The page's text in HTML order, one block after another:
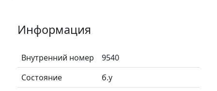
Информация
Внутренний номер
9540
Состояние
б.у